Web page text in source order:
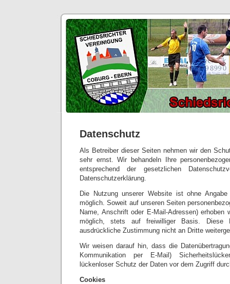
Datenschutz
Als Betreiber dieser Seiten nehmen wir den
sehr ernst. Wir behandeln Ihre
entsprechend der gesetzlichen
Datenschutzerklärung.
Die Nutzung unserer Website ist ohne Angabe
möglich. Soweit auf unseren Seiten
Name, Anschrift oder E-Mail-Adressen) erhoben
möglich, stets auf freiwilliger Basis. Diese
ausdrückliche Zustimmung nicht an Dritte
Wir weisen darauf hin, dass die
Kommunikation per E-Mail)
lückenloser Schutz der Daten vor dem Zugriff
Cookies